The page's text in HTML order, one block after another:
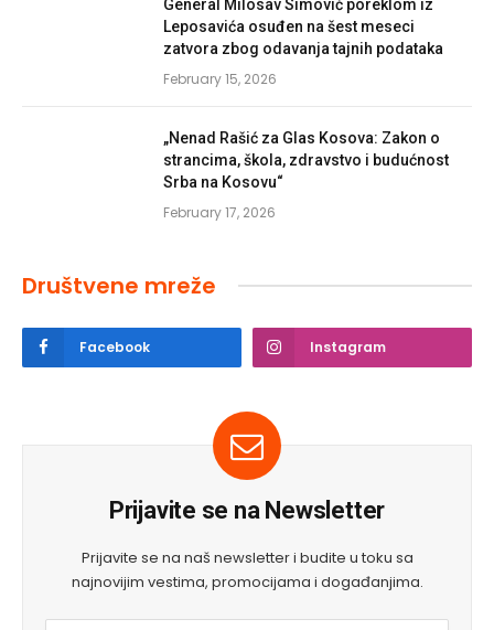
General Milosav Simović poreklom iz
Leposavića osuđen na šest meseci
zatvora zbog odavanja tajnih podataka
February 15, 2026
„Nenad Rašić za Glas Kosova: Zakon o
strancima, škola, zdravstvo i budućnost
Srba na Kosovu“
February 17, 2026
Društvene mreže
Facebook Instagram
Prijavite se na Newsletter
Prijavite se na naš newsletter i budite u toku sa
najnovijim vestima, promocijama i događanjima.